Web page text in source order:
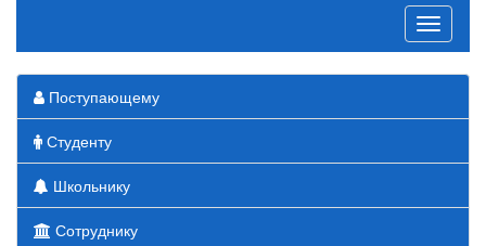
Toggle
Поступающему
Студенту
Школьнику
Сотруднику